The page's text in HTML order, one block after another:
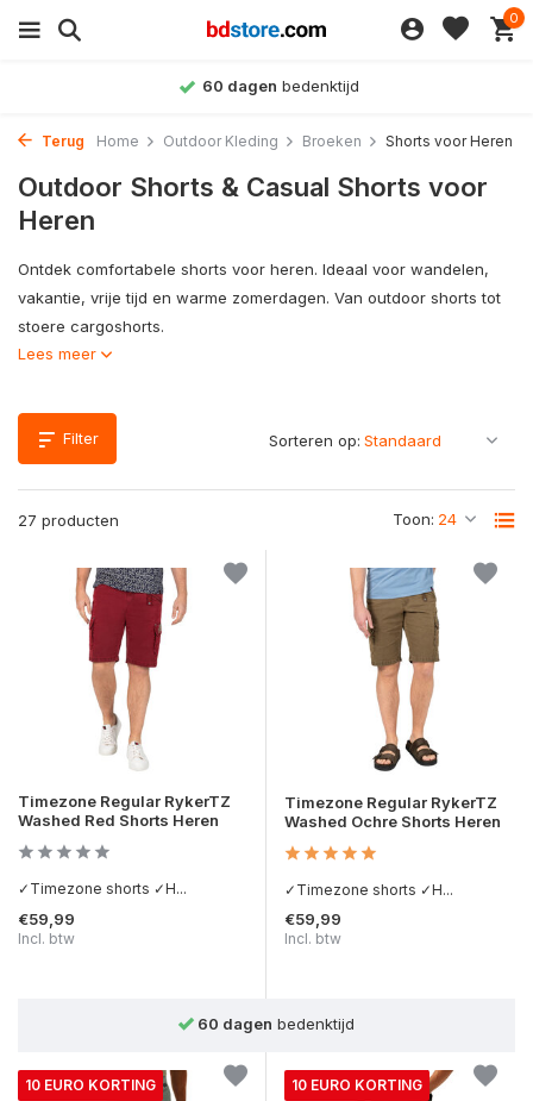
0
Achteraf betalenmogelijk
Terug Home Outdoor Kleding Broeken Shorts voor Heren
Outdoor Shorts & Casual Shorts voor
Heren
Ontdek comfortabele shorts voor heren. Ideaal voor wandelen,
vakantie, vrije tijd en warme zomerdagen. Van outdoor shorts tot
stoere cargoshorts.
Lees meer
Filter
27 producten Toon:
Sorteren op:
Timezone Regular RykerTZ
Washed Red Shorts Heren
✓Timezone shorts ✓H...
€59,99
Incl. btw
Timezone Regular RykerTZ
Washed Ochre Shorts Heren
✓Timezone shorts ✓H...
€59,99
Incl. btw
Achteraf betalenmogelijk
10 EURO KORTING 10 EURO KORTING